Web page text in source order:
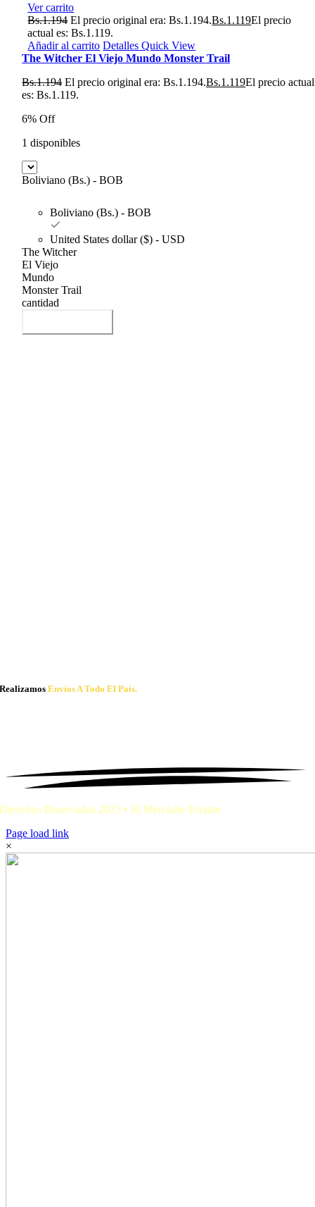
Ver carrito
Bs.1.194 El precio original era: Bs.1.194.Bs.1.119El precio
actual es: Bs.1.119.
Añadir al carrito Detalles Quick View
The Witcher El Viejo Mundo Monster Trail
Bs.1.194 El precio original era: Bs.1.194.Bs.1.119El precio actual
es: Bs.1.119.
6% Off
1 disponibles
Boliviano (Bs.) - BOB
Boliviano (Bs.) - BOB
United States dollar ($) - USD
The Witcher
El Viejo
Mundo
Monster Trail
cantidad
RealizamosEnvíos A Todo El País.
Derechos Reservados 2023 • El Mercader Errante
Page load link
×